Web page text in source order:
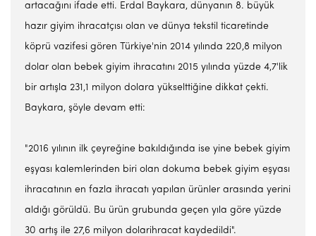
artacağını ifade etti. Erdal Baykara, dünyanın 8. büyük
hazır giyim ihracatçısı olan ve dünya tekstil ticaretinde
köprü vazifesi gören Türkiye'nin 2014 yılında 220,8 milyon
dolar olan bebek giyim ihracatını 2015 yılında yüzde 4,7'lik
bir artışla 231,1 milyon dolara yükselttiğine dikkat çekti.
Baykara, şöyle devam etti:
"2016 yılının ilk çeyreğine bakıldığında ise yine bebek giyim
eşyası kalemlerinden biri olan dokuma bebek giyim eşyası
ihracatının en fazla ihracatı yapılan ürünler arasında yerini
aldığı görüldü. Bu ürün grubunda geçen yıla göre yüzde
30 artış ile 27,6 milyon dolarihracat kaydedildi".